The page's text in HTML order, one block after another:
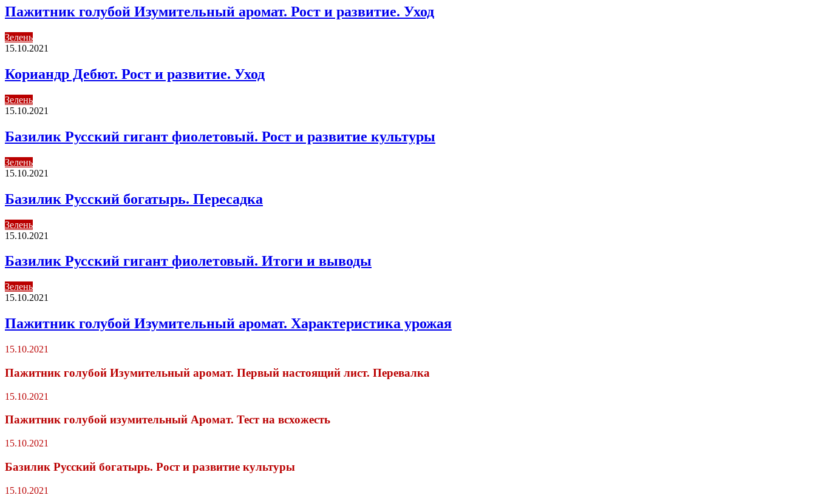
Пажитник голубой Изумительный аромат. Рост и развитие. Уход
Зелень
15.10.2021
Кориандр Дебют. Рост и развитие. Уход
Зелень
15.10.2021
Базилик Русский гигант фиолетовый. Рост и развитие культуры
Зелень
15.10.2021
Базилик Русский богатырь. Пересадка
Зелень
15.10.2021
Базилик Русский гигант фиолетовый. Итоги и выводы
Зелень
15.10.2021
Пажитник голубой Изумительный аромат. Характеристика урожая
15.10.2021
Пажитник голубой Изумительный аромат. Первый настоящий лист. Перевалка
15.10.2021
Пажитник голубой изумительный Аромат. Тест на всхожесть
15.10.2021
Базилик Русский богатырь. Рост и развитие культуры
15.10.2021